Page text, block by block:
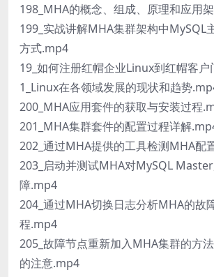
198_MHA的概念、组成、原理和应用
199_实战讲解MHA集群架构中MySQL
方式.mp4
19_如何注册红帽企业Linux到红帽客
1_Linux在各领域发展的现状和趋势
200_MHA应用套件的获取与安装过程
201_MHA集群套件的配置过程详解
202_通过MHA提供的工具检测MHA配
203_启动并测试MHA对MySQL
障.mp4
204_通过MHA切换日志分析MHA的故
程.mp4
205_故障节点重新加入MHA集群的方
的注意.mp4